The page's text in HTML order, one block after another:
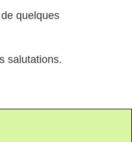
quelques
salutations.